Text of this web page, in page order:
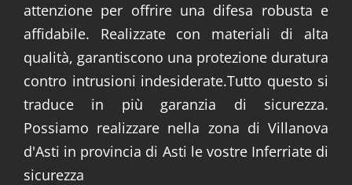
attenzione per offrire una difesa robusta e
affidabile. Realizzate con materiali di alta
qualità, garantiscono una protezione duratura
contro intrusioni indesiderate.Tutto questo si
traduce in più garanzia di sicurezza.
Possiamo realizzare nella zona di Villanova
d'Asti in provincia di Asti le vostre Inferriate di
sicurezza